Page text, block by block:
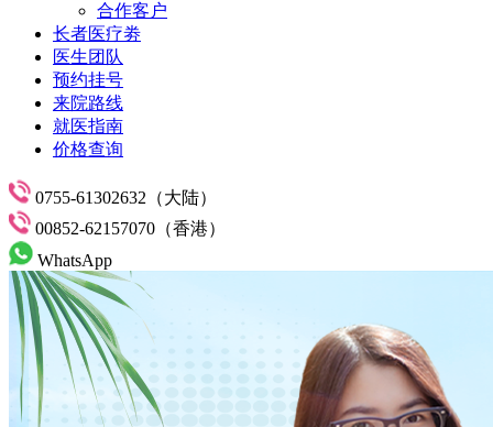
合作客户
长者医疗劵
医生团队
预约挂号
来院路线
就医指南
价格查询
0755-61302632（大陆）
00852-62157070（香港）
WhatsApp